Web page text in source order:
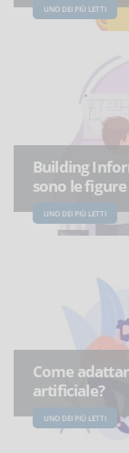
UNO DEI PIÙ LETTI
Building
sono le
UNO DEI PIÙ LETTI
Come
artificiale?
UNO DEI PIÙ LETTI